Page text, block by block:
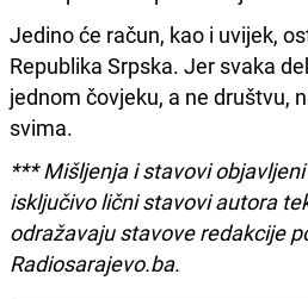
Jedino će račun, kao i uvijek,
Republika Srpska. Jer svaka
jednom čovjeku, a ne društvu,
svima.
*** Mišljenja i stavovi
isključivo lični stavovi autora
odražavaju stavove redakcije
Radiosarajevo.ba.